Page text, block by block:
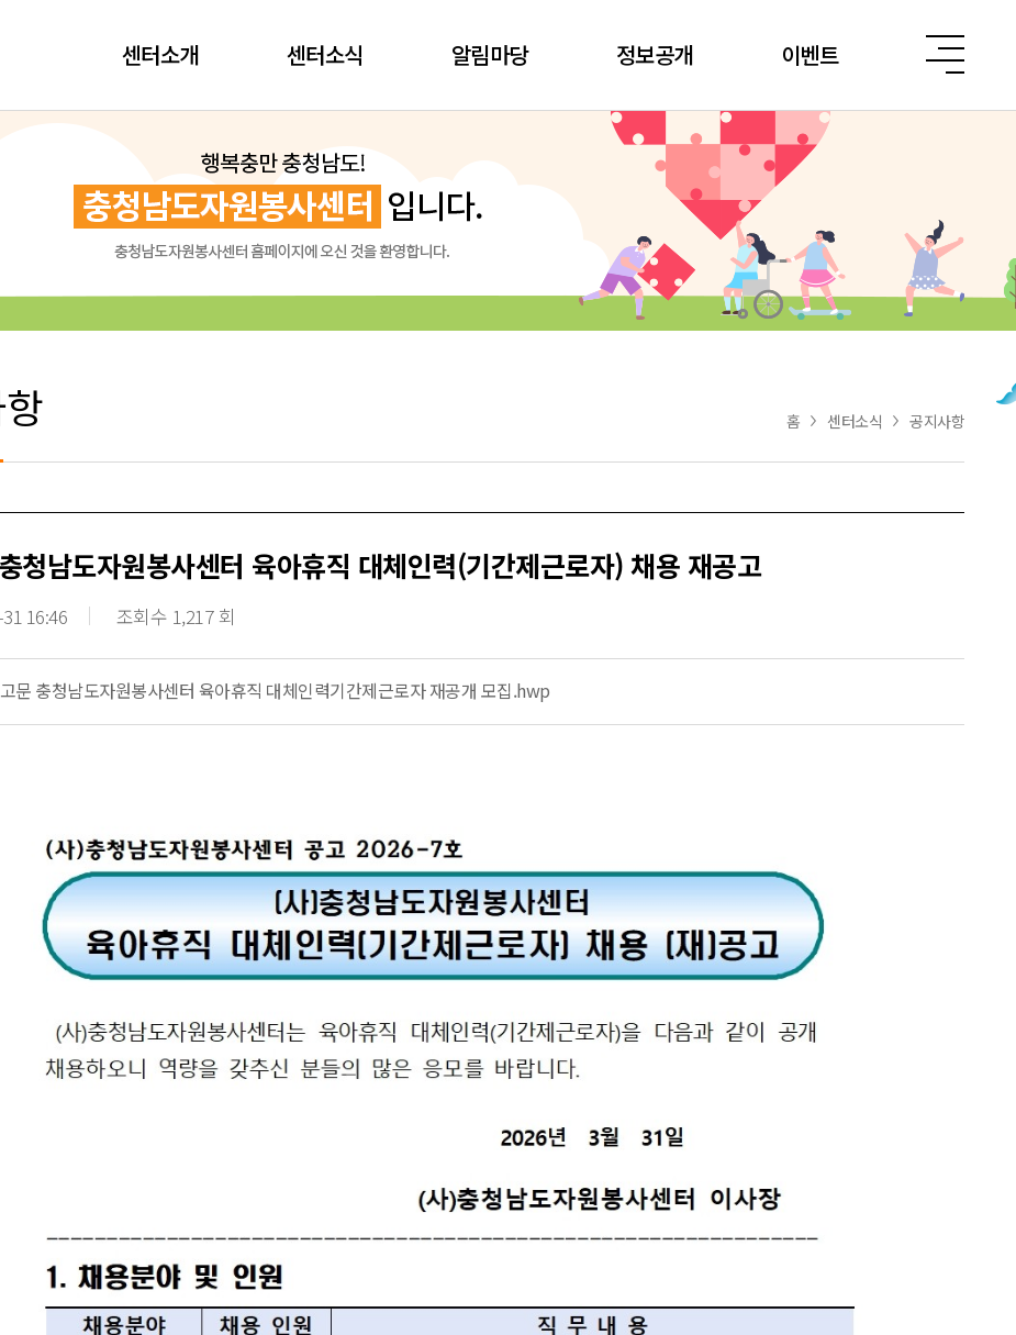
센터소개 센터소식 알림마당 정보공개 이벤트
홈 센터소식 공지사항
청남도자원봉사센터 육아휴직 대체인력(기간제근로자) 채용 재공고
16:46 조회수 1,217 회
문 충청남도자원봉사센터 육아휴직 대체인력기간제근로자 재공개 모집.hwp